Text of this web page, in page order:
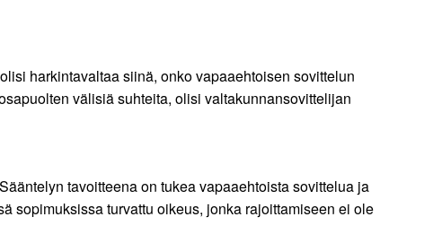
harkintavaltaa siinä, onko vapaaehtoisen sovittelun
välisiä suhteita, olisi valtakunnansovittelijan
tavoitteena on tukea vapaaehtoista sovittelua ja
sopimuksissa turvattu oikeus, jonka rajoittamiseen ei ole